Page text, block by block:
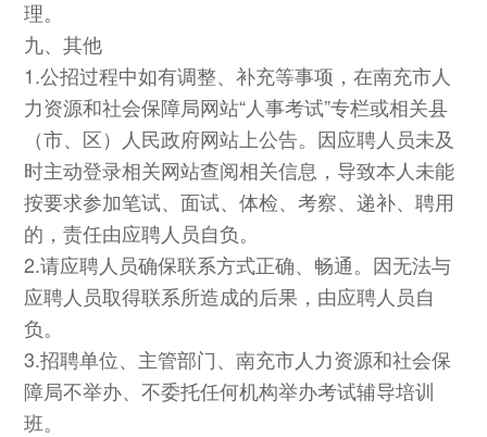
理。
九、其他
1.公招过程中如有调整、补充等事项，在南充市人
力资源和社会保障局网站“人事考试”专栏或相关县
（市、区）人民政府网站上公告。因应聘人员未及
时主动登录相关网站查阅相关信息，导致本人未能
按要求参加笔试、面试、体检、考察、递补、聘用
的，责任由应聘人员自负。
2.请应聘人员确保联系方式正确、畅通。因无法与
应聘人员取得联系所造成的后果，由应聘人员自
负。
3.招聘单位、主管部门、南充市人力资源和社会保
障局不举办、不委托任何机构举办考试辅导培训
班。